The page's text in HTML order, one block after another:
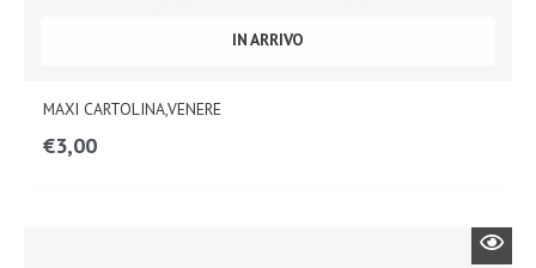
IN ARRIVO
MAXI CARTOLINA,VENERE
€3,00